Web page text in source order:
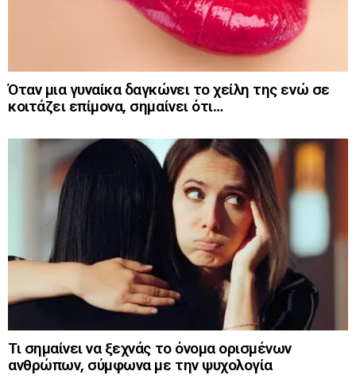
Όταν μια γυναίκα δαγκώνει το χείλη της ενώ σε
κοιτάζει επίμονα, σημαίνει ότι…
Τι σημαίνει να ξεχνάς το όνομα ορισμένων
ανθρώπων, σύμφωνα με την ψυχολογία